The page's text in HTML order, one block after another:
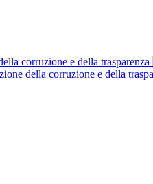
corruzione e della trasparenza
della corruzione e della